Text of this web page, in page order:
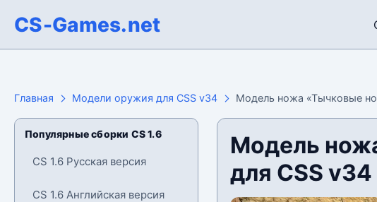
CS-Games.net
Главная Модели оружия для CSS v34 Модель ножа «Тычковые
Популярные сборки CS 1.6
CS 1.6 Русская версия
CS 1.6 Английская версия
Модель
для CSS v34